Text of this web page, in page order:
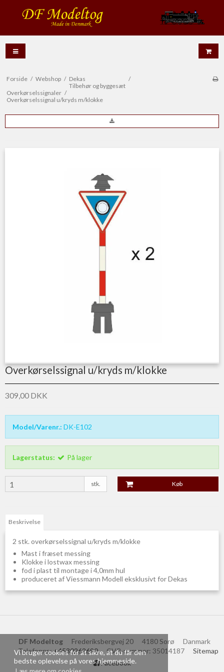
Vi bruger cookies for at sikre, at du får den
bedste oplevelse på vores hjemmeside.
Forside / Webshop / Dekas
Tilbehør og byggesæt
/
Overkørselssignaler /
Overkørselssignal u/kryds m/klokke
Overkørselssignal u/kryds m/klokke
309,00 DKK
Model/Varenr.: DK-E102
Lagerstatus: På lager
stk. Køb
Beskrivelse
2 stk. overkørselssignal u/kryds m/klokke
Mast i fræset messing
Klokke i lostwax messing
fod i plast til montage i 4,0mm hul
produceret af Viessmann Modell eksklusivt for Dekas
DF Modeltog Frederiksbergvej 20 4180 Sorø
Danmark
Telefonnr.: +4530262690 CVR-nummer: 35014187
Sitemap
Facebook